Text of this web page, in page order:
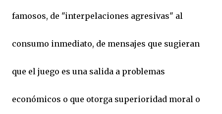
famosos, de "interpelaciones agresivas" al
consumo inmediato, de mensajes que sugieran
que el juego es una salida a problemas
económicos o que otorga superioridad moral o